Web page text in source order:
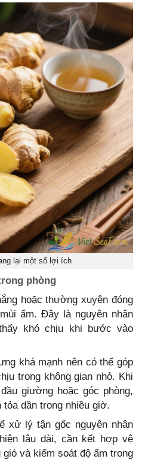
lại một số lợi ích
phòng
hoặc thường xuyên đóng
ẩm. Đây là nguyên nhân
khó chịu khi bước vào
khá mạnh nên có thể góp
trong không gian nhỏ. Khi
giường hoặc góc phòng,
dần trong nhiều giờ.
xử lý tận gốc nguyên nhân
lâu dài, cần kết hợp vệ
và kiểm soát độ ẩm trong